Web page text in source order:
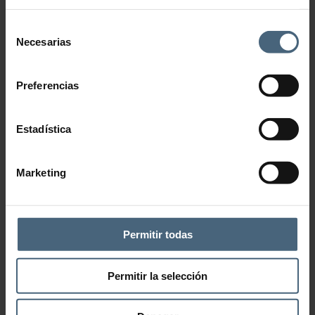
Necesarias
Preferencias
Estadística
Marketing
Permitir todas
Permitir la selección
CHORROS / DUCHAS CON AGUA DE MAR
También te recomendamos…